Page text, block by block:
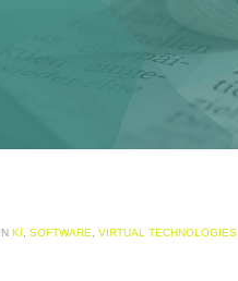
KI , SOFTWARE, VIRTUAL TECHNOLOGIES